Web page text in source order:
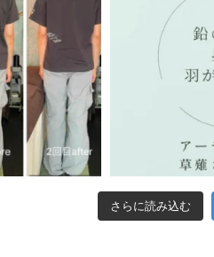
さらに読み込む